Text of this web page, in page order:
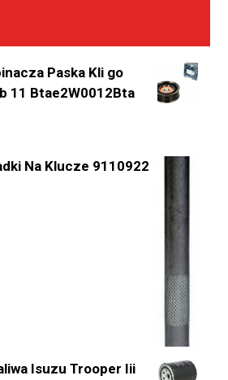
Paska Kli go
11 Btae2W0012Bta
Na Klucze 9110922
Isuzu Trooper Iii